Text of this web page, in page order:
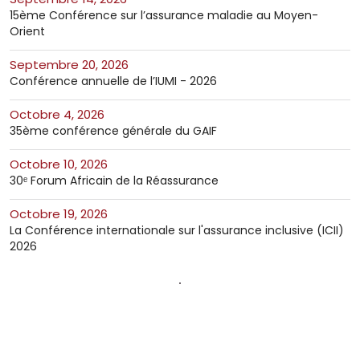
15ème Conférence sur l’assurance maladie au Moyen-
Orient
septembre 20, 2026
Conférence annuelle de l’IUMI - 2026
octobre 4, 2026
35ème conférence générale du GAIF
octobre 10, 2026
30ᵉ Forum Africain de la Réassurance
octobre 19, 2026
La Conférence internationale sur l'assurance inclusive (ICII)
2026